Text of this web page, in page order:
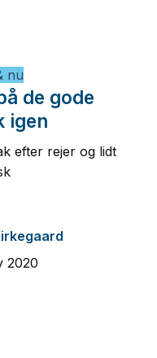
nu
de gode
igen
efter rejer og lidt
2020